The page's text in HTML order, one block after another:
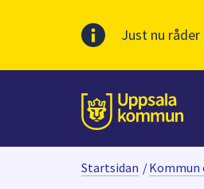
Just nu
Till sidans
huvudinnehåll
Startsidan /